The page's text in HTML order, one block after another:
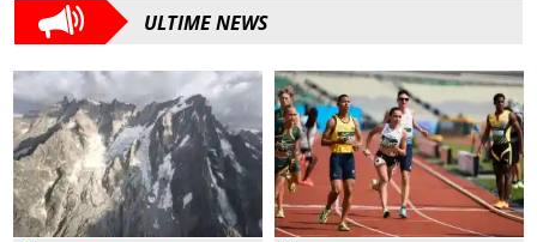
ULTIME NEWS